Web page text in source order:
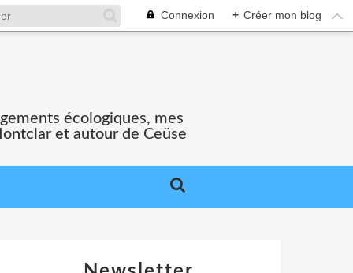
Connexion + Créer mon blog
écologiques, mes
et autour de Ceüse